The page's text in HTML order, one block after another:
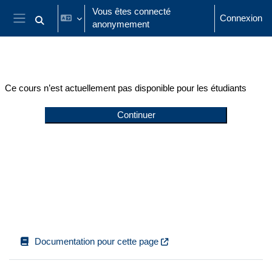
Passer au contenu principal
Panneau latéral
Activer/désactiver la saisie de recherche
Vous êtes connecté
anonymement
Connexion
Ce cours n’est actuellement pas disponible pour les étudiants
Continuer
Documentation pour cette page